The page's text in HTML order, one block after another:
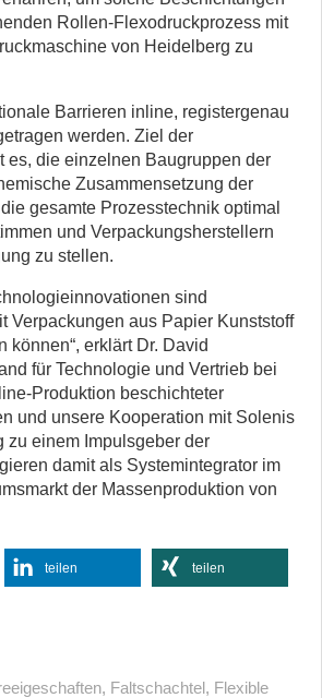
Rollen-Flexodruckprozess mit
von Heidelberg zu
Barrieren inline, registergenau
werden. Ziel der
es, die einzelnen Baugruppen der
Zusammensetzung der
gesamte Prozesstechnik optimal
und Verpackungsherstellern
zu stellen.
sind
Verpackungen aus Papier Kunststoff
können“, erklärt Dr. David
für Technologie und Vertrieb bei
Produktion beschichteter
und unsere Kooperation mit Solenis
zu einem Impulsgeber der
damit als Systemintegrator im
der Massenproduktion von
teilen teilen
, Faltschachtel, Flexible